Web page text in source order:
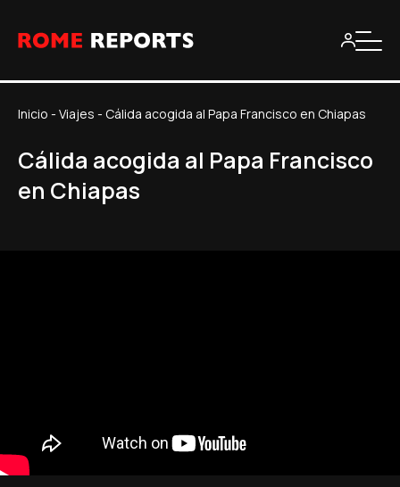
Inicio - Viajes - Cálida acogida al Papa Francisco en Chiapas
Cálida acogida al Papa Francisco
en Chiapas